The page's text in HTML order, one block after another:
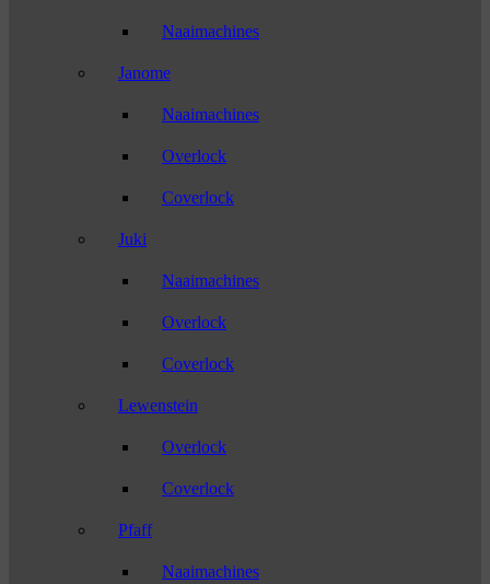
Naaimachines
Janome
Naaimachines
Overlock
Coverlock
Juki
Naaimachines
Overlock
Coverlock
Lewenstein
Overlock
Coverlock
Pfaff
Naaimachines